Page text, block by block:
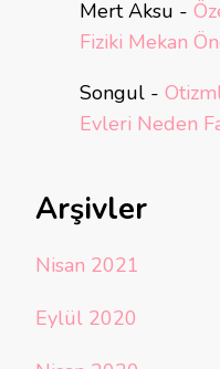
Mert Aksu -
Fiziki Mekan
Songul -
Evleri Neden
Arşivler
Nisan 2021
Eylül 2020